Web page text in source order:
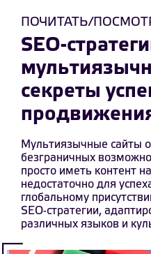
ПОЧИТАТЬ/
SEO-
секреты
Мультиязычные сайты
безграничных
просто иметь контент
недостаточно для
глобальному
SEO-стратегии,
различных языков и